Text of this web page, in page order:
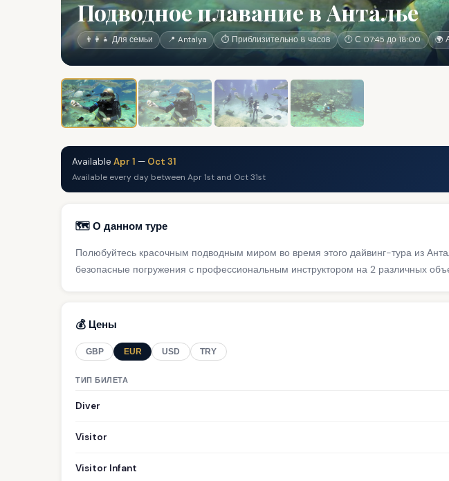
Подводное плавание в Анталье
👨‍👩‍👧 Для семьи 📍 Antalya ⏱ Приблизительно 8 часов 🕐 С 07:45 до 18:00 🌍
Available Apr 1 — Oct 31
Available every day between Apr 1st and Oct 31st
🗺️ О данном туре
Полюбуйтесь красочным подводным миром во время этого дайвинг-тура из
безопасные погружения с профессиональным инструктором на 2 различных
💰 Цены
GBP EUR USD TRY
ТИП БИЛЕТА
Diver
Visitor
Visitor Infant